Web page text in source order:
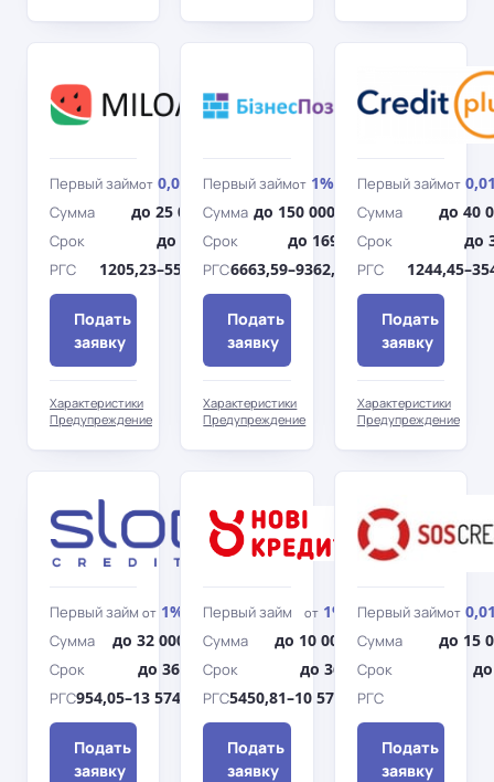
Первый займот 0,01% /день
Сумма до 25 000 грн
Срок до 360 дн.
РГС 1205,23–5510,78%
Подать
заявку
Характеристики
Предупреждение
БизПозыка
Первый займот 1% /день
Сумма до 150 000 грн
Срок до 169 дн.
РГС6663,59–9362,43%
Подать
заявку
Характеристики
Предупреждение
Первый займот
Сумма до 40
Срок до
РГС
Подать
заявку
Характеристики
Предупреждение
SlonCredit
Первый займ от 1% /день
Сумма до 32 000 грн
Срок до 365 дн.
РГС954,05–13 574,76%
Подать
заявку
Нови
Кредити
Первый займ от 1% /день
Сумма до 10 000 грн
Срок до 365 дн.
РГС5450,81–10 570,66%
Подать
заявку
Первый займот
Сумма до 15
Срок
РГС
Подать
заявку